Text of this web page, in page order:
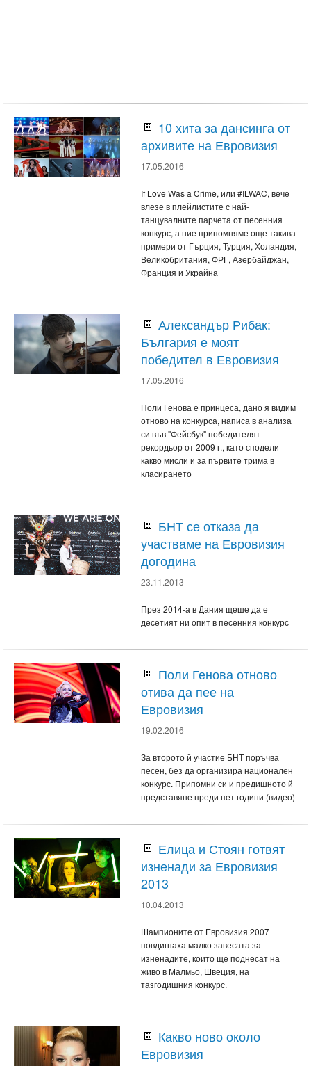
10 хита за дансинга от
архивите на Евровизия
17.05.2016
If Love Was a Crime, или #ILWAC, вече
влезе в плейлистите с най-
танцувалните парчета от песенния
конкурс, а ние припомняме още такива
примери от Гърция, Турция, Холандия,
Великобритания, ФРГ, Азербайджан,
Франция и Украйна
Александър Рибак:
България е моят
победител в Евровизия
17.05.2016
Поли Генова е принцеса, дано я видим
отново на конкурса, написа в анализа
си във "Фейсбук" победителят
рекордьор от 2009 г., като сподели
какво мисли и за първите трима в
класирането
БНТ се отказа да
участваме на Евровизия
догодина
23.11.2013
През 2014-а в Дания щеше да е
десетият ни опит в песенния конкурс
Поли Генова отново
отива да пее на
Евровизия
19.02.2016
За второто й участие БНТ поръчва
песен, без да организира национален
конкурс. Припомни си и предишното й
представяне преди пет години (видео)
Елица и Стоян готвят
изненади за Евровизия
2013
10.04.2013
Шампионите от Евровизия 2007
повдигнаха малко завесата за
изненадите, които ще поднесат на
живо в Малмьо, Швеция, на
тазгодишния конкурс.
Какво ново около
Евровизия